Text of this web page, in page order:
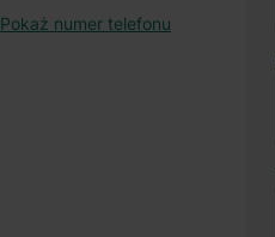
Pokaż numer telefonu